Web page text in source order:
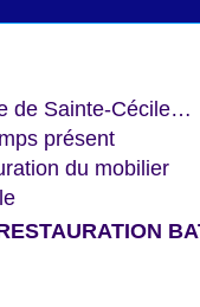
de Sainte-Cécile…
présent
du mobilier